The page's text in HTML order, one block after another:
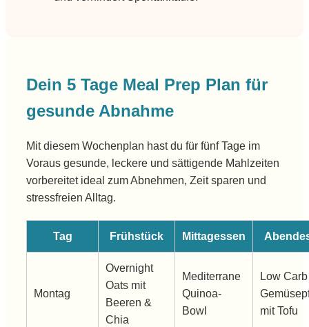
Dein 5 Tage Meal Prep Plan für
gesunde Abnahme
Mit diesem Wochenplan hast du für fünf Tage im
Voraus gesunde, leckere und sättigende Mahlzeiten
vorbereitet ideal zum Abnehmen, Zeit sparen und
stressfreien Alltag.
Tag Frühstück Mittagessen
Montag
Overnight
Oats mit
Beeren &
Chia
Mediterrane
Quinoa-
Bowl
Low Carb
mit Tofu